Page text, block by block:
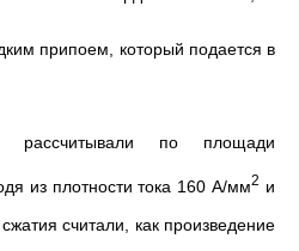
припоем, который подается в
рассчитывали по площади
из плотности тока 160 А/мм2 и
считали, как произведение